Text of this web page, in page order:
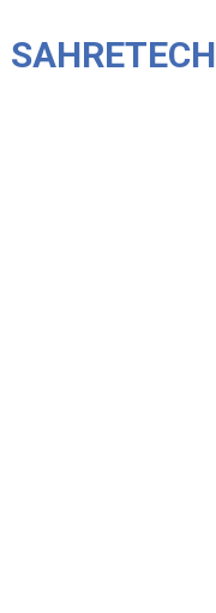
SAHRETECH